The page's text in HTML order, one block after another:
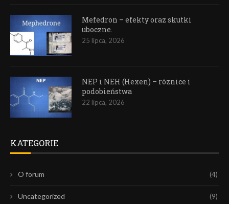
Mefedron – efekty oraz skutki
uboczne.
25 lipca, 2026
NEP i NEH (Hexen) – róznice i
podobieństwa
22 lipca, 2026
KATEGORIE
O forum (4)
Uncategorized (9)